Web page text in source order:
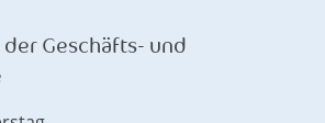
Geschäfts- und